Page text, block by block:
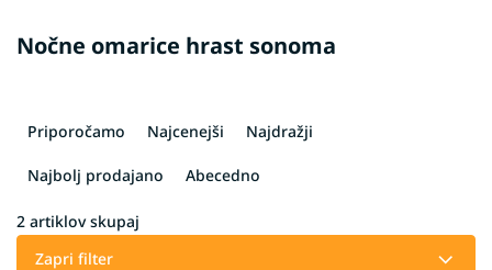
Nočne omarice hrast sonoma
š
č
Priporočamo Najcenejši Najdražji
Najbolj prodajano Abecedno
2 artiklov skupaj
Zapri filter